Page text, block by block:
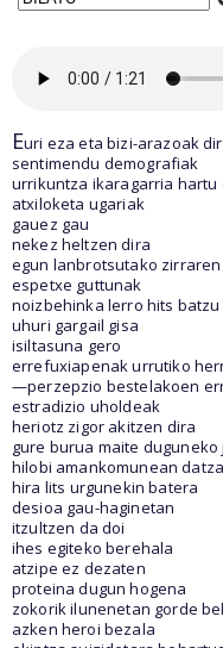
Euri eza eta bizi-arazoak
sentimendu demografiak
urrikuntza ikaragarria hartu
atxiloketa ugariak
gauez gau
nekez heltzen dira
egun lanbrotsutako zirraren
espetxe guttunak
noizbehinka lerro hits batzu
uhuri gargail gisa
isiltasuna gero
errefuxiapenak urrutiko
—perzepzio bestelakoen
estradizio uholdeak
heriotz zigor akitzen dira
gure burua maite
hilobi amankomunean datza
hira lits urgunekin batera
desioa gau-haginetan
itzultzen da doi
ihes egiteko berehala
atzipe ez dezaten
proteina dugun hogena
zokorik ilunenetan gorde
azken heroi bezala